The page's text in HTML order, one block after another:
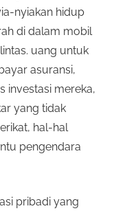
nyiakan hidup
di dalam mobil
uang untuk
asuransi,
investasi mereka,
yang tidak
hal-hal
pengendara
pribadi yang